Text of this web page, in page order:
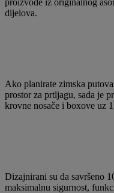
proizvode iz originalnog
dijelova.
Ako planirate zimska
prostor za prtljagu, sada je
krovne nosače i boxove uz
Dizajnirani su da savršeno
maksimalnu sigurnost,